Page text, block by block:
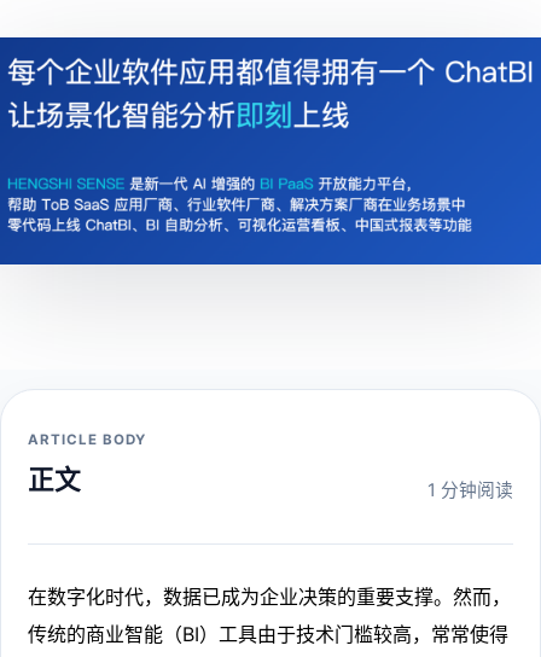
ARTICLE BODY
正文 1 分钟阅读
在数字化时代，数据已成为企业决策的重要支撑。然而，
传统的商业智能（BI）工具由于技术门槛较高，常常使得